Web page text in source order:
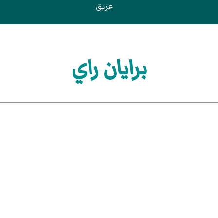
عريق
برايان راي